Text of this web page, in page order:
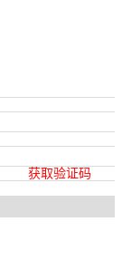
获取验证码